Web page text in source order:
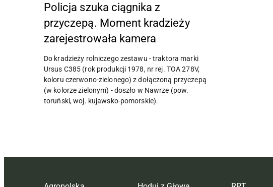
Policja szuka ciągnika z
przyczepą. Moment kradzieży
zarejestrowała kamera
Do kradzieży rolniczego zestawu - traktora marki
Ursus C385 (rok produkcji 1978, nr rej. TOA 278V,
koloru czerwono-zielonego) z dołączoną przyczepą
(w kolorze zielonym) - doszło w Nawrze (pow.
toruński, woj. kujawsko-pomorskie).